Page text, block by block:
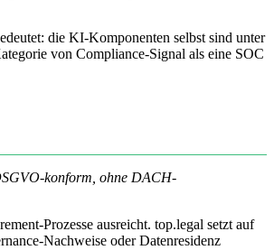
die KI-Komponenten selbst sind unter
von Compliance-Signal als eine SOC
konform, ohne DACH-
Prozesse ausreicht. top.legal setzt auf
Nachweise oder Datenresidenz